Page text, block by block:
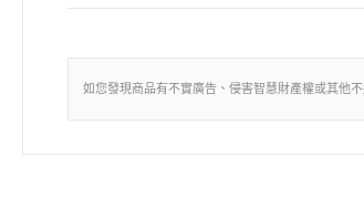
如您發現商品有不實廣告、侵害智慧財產權或其他